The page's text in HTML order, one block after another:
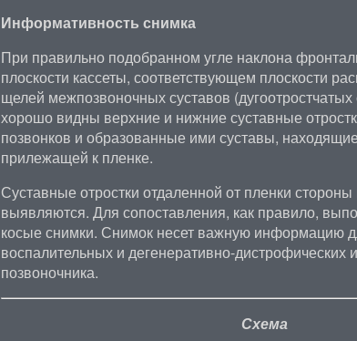
Информативность снимка
При правильно подобранном угле наклона
плоскости кассеты, соответствующем плоскости
щелей межпозвоночных суставов
хорошо видны верхние и нижние суставные
позвонков и образованные ими суставы,
прилежащей к пленке.
Суставные отростки отдаленной от пленки
выявляются. Для сопоставления, как правило,
косые снимки. Снимок несет важную информацию
воспалительных и дегенеративно-дистрофических
позвоночника.
Схема